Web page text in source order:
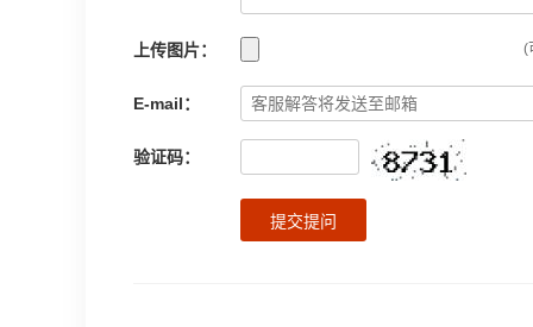
上传图片： (
E-mail：
验证码：
提交提问